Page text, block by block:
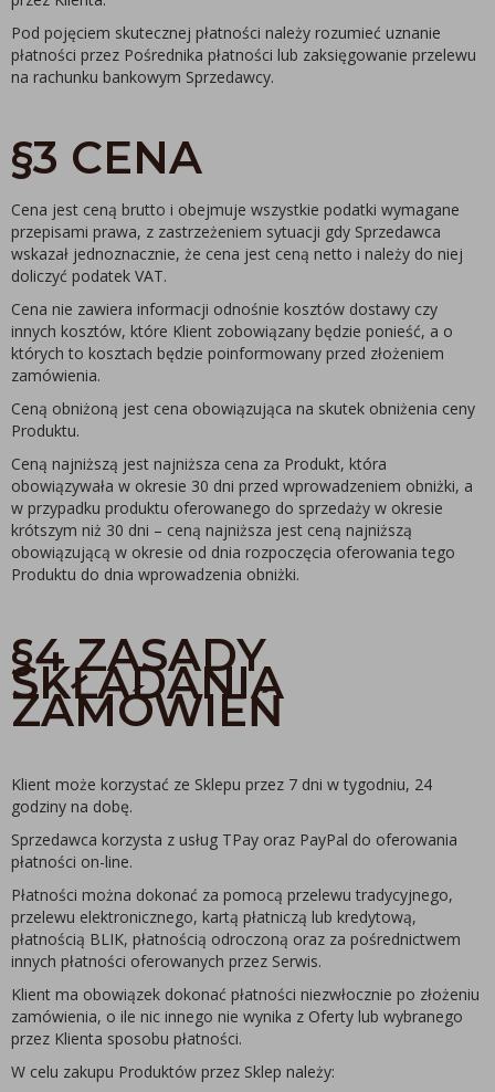
Pod pojęciem skutecznej płatności należy rozumieć uznanie
płatności przez Pośrednika płatności lub zaksięgowanie przelewu
na rachunku bankowym Sprzedawcy.
§3 CENA
Cena jest ceną brutto i obejmuje wszystkie podatki wymagane
przepisami prawa, z zastrzeżeniem sytuacji gdy Sprzedawca
wskazał jednoznacznie, że cena jest ceną netto i należy do niej
doliczyć podatek VAT.
Cena nie zawiera informacji odnośnie kosztów dostawy czy
innych kosztów, które Klient zobowiązany będzie ponieść, a o
których to kosztach będzie poinformowany przed złożeniem
zamówienia.
Ceną obniżoną jest cena obowiązująca na skutek obniżenia ceny
Produktu.
Ceną najniższą jest najniższa cena za Produkt, która
obowiązywała w okresie 30 dni przed wprowadzeniem obniżki, a
w przypadku produktu oferowanego do sprzedaży w okresie
krótszym niż 30 dni – ceną najniższa jest ceną najniższą
obowiązującą w okresie od dnia rozpoczęcia oferowania tego
Produktu do dnia wprowadzenia obniżki.
§4 ZASADY
SKŁADANIA
ZAMÓWIEŃ
Klient może korzystać ze Sklepu przez 7 dni w tygodniu, 24
godziny na dobę.
Sprzedawca korzysta z usług TPay oraz PayPal do oferowania
płatności on-line.
Płatności można dokonać za pomocą przelewu tradycyjnego,
przelewu elektronicznego, kartą płatniczą lub kredytową,
płatnością BLIK, płatnością odroczoną oraz za pośrednictwem
innych płatności oferowanych przez Serwis.
Klient ma obowiązek dokonać płatności niezwłocznie po złożeniu
zamówienia, o ile nic innego nie wynika z Oferty lub wybranego
przez Klienta sposobu płatności.
W celu zakupu Produktów przez Sklep należy: